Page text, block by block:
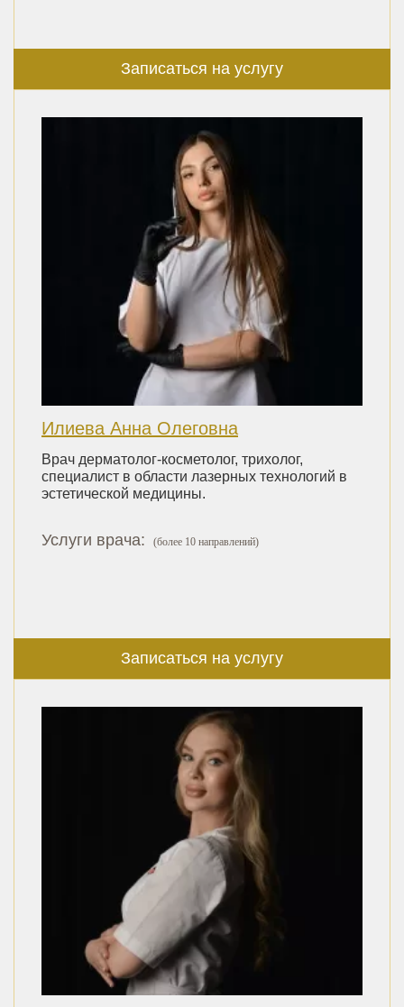
Записаться на услугу
Илиева Анна Олеговна
Врач дерматолог-косметолог, трихолог,
специалист в области лазерных технологий в
эстетической медицины.
Услуги врача: (более 10 направлений)
Записаться на услугу